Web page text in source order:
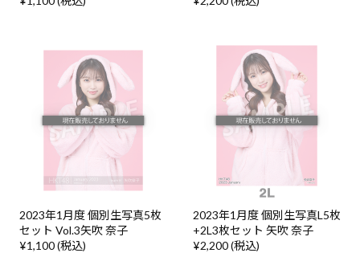
2023年1月度 個別生写真5枚
セット Vol.3矢吹 奈子
¥1,100 (税込)
2023年1月度 個別生写真L5枚
+2L3枚セット 矢吹 奈子
¥2,200 (税込)